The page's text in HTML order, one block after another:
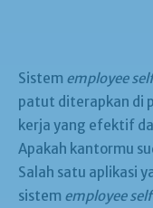
Sistem employee
patut diterapkan di
kerja yang efektif
Apakah kantormu
Salah satu aplikasi
sistem employee